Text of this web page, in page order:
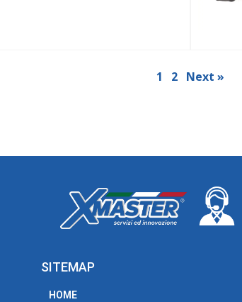
1 2 Next »
SITEMAP
HOME